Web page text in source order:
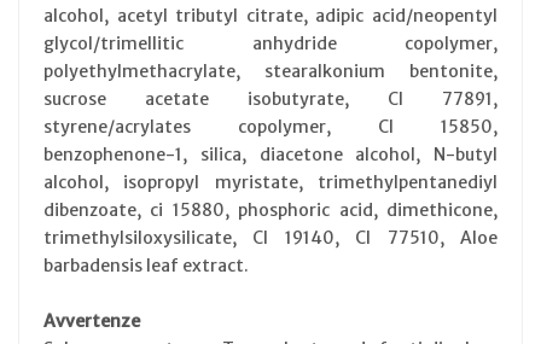
alcohol, acetyl tributyl citrate, adipic acid/neopentyl
glycol/trimellitic anhydride copolymer,
polyethylmethacrylate, stearalkonium bentonite,
sucrose acetate isobutyrate, CI 77891,
styrene/acrylates copolymer, CI 15850,
benzophenone-1, silica, diacetone alcohol, N-butyl
alcohol, isopropyl myristate, trimethylpentanediyl
dibenzoate, ci 15880, phosphoric acid, dimethicone,
trimethylsiloxysilicate, CI 19140, CI 77510, Aloe
barbadensis leaf extract.
Avvertenze